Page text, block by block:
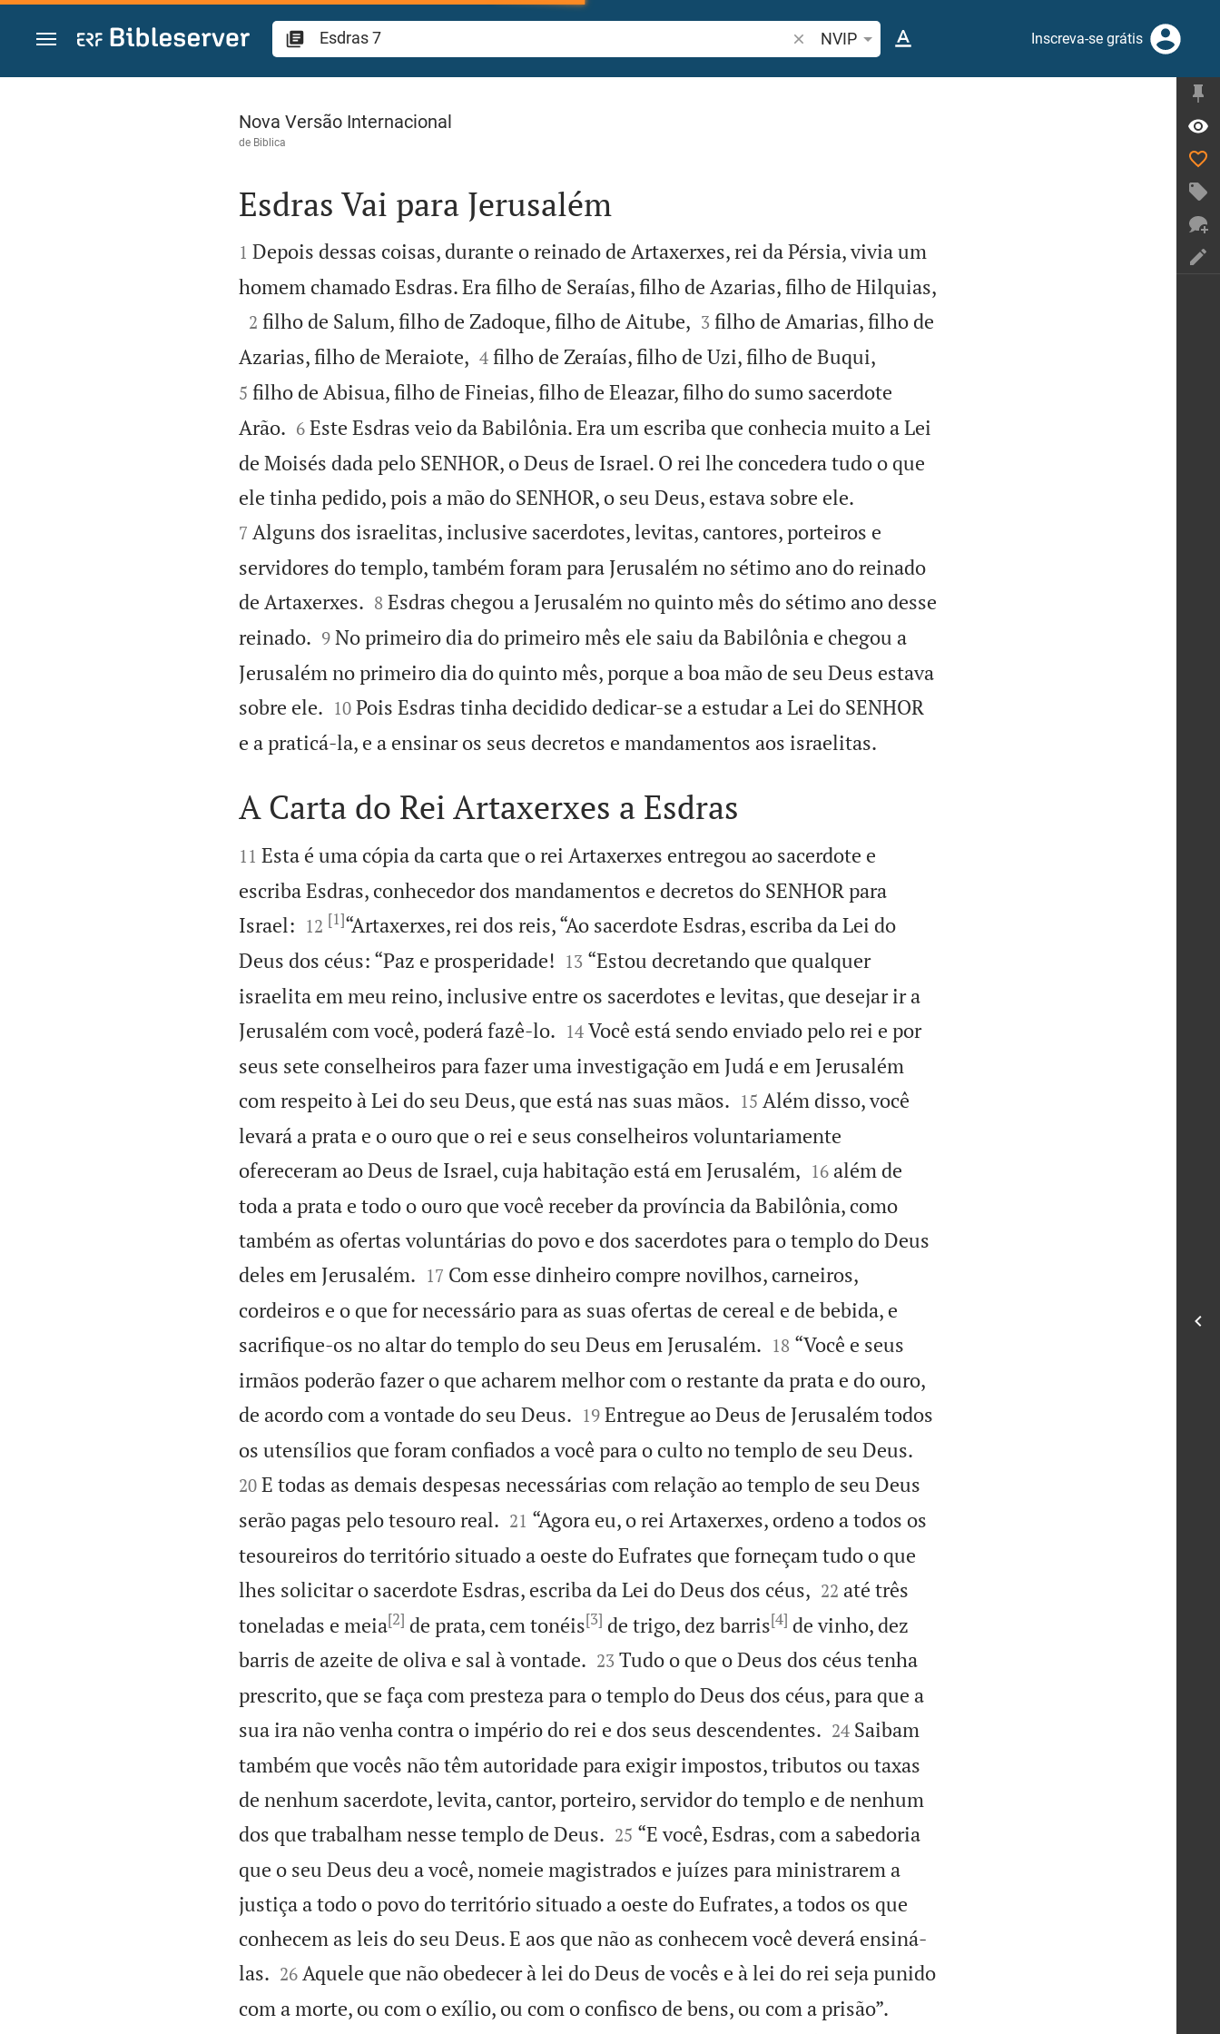
Ir para o conteúdo
Pesquise passagem da Bíblia ou termos
NVIP Inscreva-se grátis
Esdras 7
Nova Versão Internacional
de Biblica

Esdras Vai para Jerusalém

1 Depois dessas coisas, durante o reinado de Artaxerxes, rei da Pérsia, vivia um
homem chamado Esdras. Era filho de Seraías, filho de Azarias, filho de Hilquias,

2 filho de Salum, filho de Zadoque, filho de Aitube,
3 filho de Amarias, filho de
Azarias, filho de Meraiote,
4 filho de Zeraías, filho de Uzi, filho de Buqui,
5 filho de Abisua, filho de Fineias, filho de Eleazar, filho do sumo sacerdote
Arão.
6 Este Esdras veio da Babilônia. Era um escriba que conhecia muito a Lei
de Moisés dada pelo SENHOR, o Deus de Israel. O rei lhe concedera tudo o que
ele tinha pedido, pois a mão do SENHOR, o seu Deus, estava sobre ele.
7 Alguns dos israelitas, inclusive sacerdotes, levitas, cantores, porteiros e
servidores do templo, também foram para Jerusalém no sétimo ano do reinado
de Artaxerxes.
8 Esdras chegou a Jerusalém no quinto mês do sétimo ano desse
reinado.
9 No primeiro dia do primeiro mês ele saiu da Babilônia e chegou a
Jerusalém no primeiro dia do quinto mês, porque a boa mão de seu Deus estava
sobre ele.
10 Pois Esdras tinha decidido dedicar-se a estudar a Lei do SENHOR
e a praticá-la, e a ensinar os seus decretos e mandamentos aos israelitas.

A Carta do Rei Artaxerxes a Esdras

11 Esta é uma cópia da carta que o rei Artaxerxes entregou ao sacerdote e
escriba Esdras, conhecedor dos mandamentos e decretos do SENHOR para
Israel:
12 [1]“Artaxerxes, rei dos reis, “Ao sacerdote Esdras, escriba da Lei do
Deus dos céus: “Paz e prosperidade!
13 “Estou decretando que qualquer
israelita em meu reino, inclusive entre os sacerdotes e levitas, que desejar ir a
Jerusalém com você, poderá fazê-lo.
14 Você está sendo enviado pelo rei e por
seus sete conselheiros para fazer uma investigação em Judá e em Jerusalém
com respeito à Lei do seu Deus, que está nas suas mãos.
15 Além disso, você
levará a prata e o ouro que o rei e seus conselheiros voluntariamente
ofereceram ao Deus de Israel, cuja habitação está em Jerusalém, 

16 além de
toda a prata e todo o ouro que você receber da província da Babilônia, como
também as ofertas voluntárias do povo e dos sacerdotes para o templo do Deus
deles em Jerusalém.
17 Com esse dinheiro compre novilhos, carneiros,
cordeiros e o que for necessário para as suas ofertas de cereal e de bebida, e
sacrifique-os no altar do templo do seu Deus em Jerusalém.
18 “Você e seus
irmãos poderão fazer o que acharem melhor com o restante da prata e do ouro,
de acordo com a vontade do seu Deus.
19 Entregue ao Deus de Jerusalém todos
os utensílios que foram confiados a você para o culto no templo de seu Deus.
20 E todas as demais despesas necessárias com relação ao templo de seu Deus
serão pagas pelo tesouro real.
21 “Agora eu, o rei Artaxerxes, ordeno a todos os
tesoureiros do território situado a oeste do Eufrates que forneçam tudo o que
lhes solicitar o sacerdote Esdras, escriba da Lei do Deus dos céus, 

22 até três
toneladas e meia[2] de prata, cem tonéis[3] de trigo, dez barris[4] de vinho, dez
barris de azeite de oliva e sal à vontade.
23 Tudo o que o Deus dos céus tenha
prescrito, que se faça com presteza para o templo do Deus dos céus, para que a
sua ira não venha contra o império do rei e dos seus descendentes.
24 Saibam
também que vocês não têm autoridade para exigir impostos, tributos ou taxas
de nenhum sacerdote, levita, cantor, porteiro, servidor do templo e de nenhum
dos que trabalham nesse templo de Deus.
25 “E você, Esdras, com a sabedoria
que o seu Deus deu a você, nomeie magistrados e juízes para ministrarem a
justiça a todo o povo do território situado a oeste do Eufrates, a todos os que
conhecem as leis do seu Deus. E aos que não as conhecem você deverá ensiná-
las.
26 Aquele que não obedecer à lei do Deus de vocês e à lei do rei seja punido
com a morte, ou com o exílio, ou com o confisco de bens, ou com a prisão”.